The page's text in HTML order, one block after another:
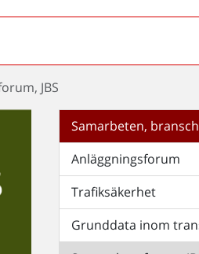
JBS
Samarbeten,
Anläggningsforum
Trafiksäkerhet
Grunddata inom